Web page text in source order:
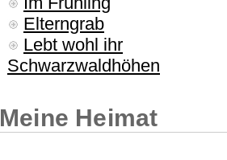
Elterngrab
Lebt wohl ihr
Schwarzwaldhöhen
Meine Heimat